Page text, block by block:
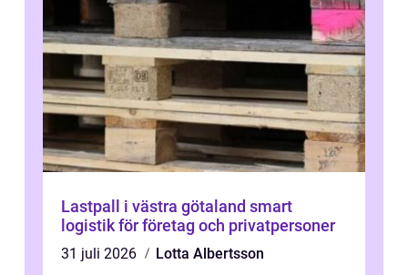
Lastpall i västra götaland smart
logistik för företag och privatpersoner
31 juli 2026
Lotta Albertsson